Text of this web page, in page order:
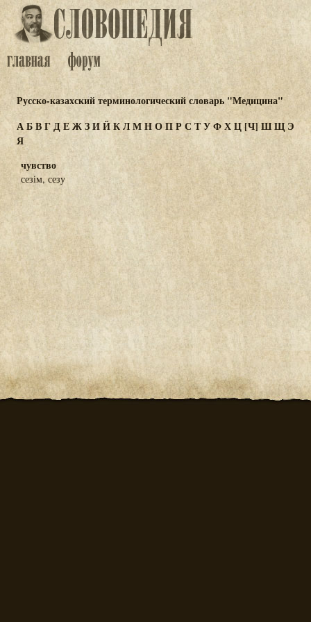
Русско-казахский терминологический словарь "Медицина"
АБВГДЕЖЗИЙКЛМНОПРСТУФХЦ[Ч] ШЩ Э
Я
чувство
сезім, сезу